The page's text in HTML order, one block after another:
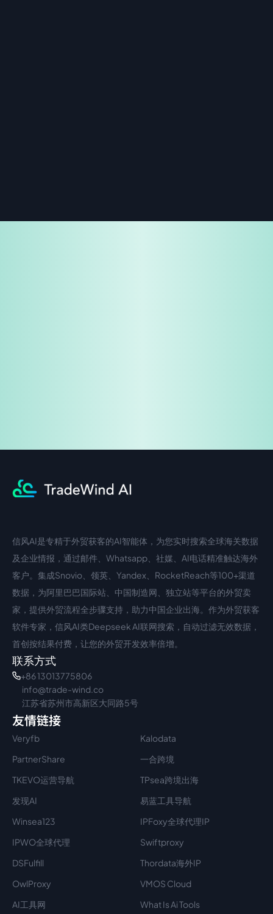
中文入口
信风AI是专精于外贸获客的AI智能体，为您实时搜索全球海关数据
及企业情报，通过邮件、Whatsapp、社媒、AI电话精准触达海外
客户。集成Snovio、领英、Yandex、RocketReach等100+渠道
数据，为阿里巴巴国际站、中国制造网、独立站等平台的外贸卖
家，提供外贸流程全步骤支持，助力中国企业出海。作为外贸获客
软件专家，信风AI类Deepseek AI联网搜索，自动过滤无效数据，
首创按结果付费，让您的外贸开发效率倍增。
联系方式
+86 13013775806
info@trade-wind.co
江苏省苏州市高新区大同路5号
友情链接
Veryfb
Kalodata
PartnerShare
一合跨境
TKEVO运营导航
TPsea跨境出海
发现AI
易蓝工具导航
Winsea123
IPFoxy全球代理IP
IPWO全球代理
Swiftproxy
DSFulfill
Thordata海外IP
OwlProxy
VMOS Cloud
AI工具网
What Is Ai Tools